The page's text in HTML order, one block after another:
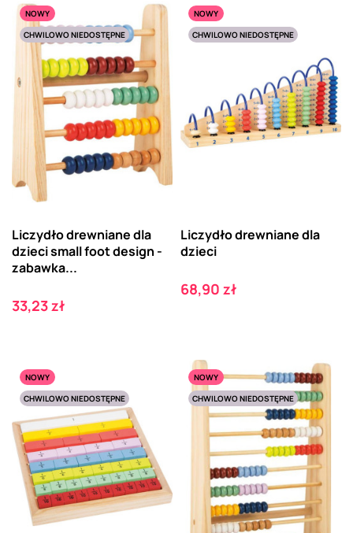
NOWY
CHWILOWO NIEDOSTĘPNE
Liczydło drewniane dla
dzieci small foot design -
zabawka...
Cena
33,23 zł
NOWY
CHWILOWO NIEDOSTĘPNE
Liczydło drewniane dla
dzieci
Cena
68,90 zł
NOWY
CHWILOWO NIEDOSTĘPNE
NOWY
CHWILOWO NIEDOSTĘPNE